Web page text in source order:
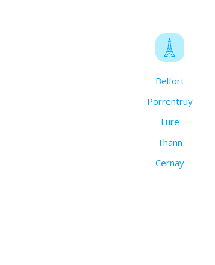
Belfort
Porrentruy
Lure
Thann
Cernay